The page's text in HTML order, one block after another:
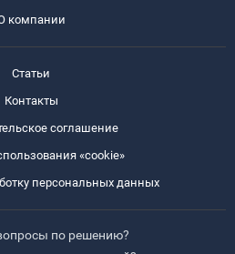
компании
Статьи
Контакты
соглашение
«cookie»
персональных данных
по решению?